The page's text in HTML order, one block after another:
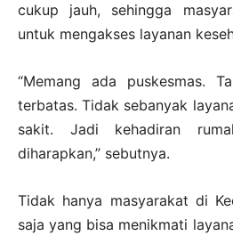
cukup jauh, sehingga
untuk mengakses layanan
“Memang ada puskesmas.
terbatas. Tidak sebanyak
sakit. Jadi kehadiran
diharapkan,” sebutnya.
Tidak hanya masyarakat di
saja yang bisa menikmati